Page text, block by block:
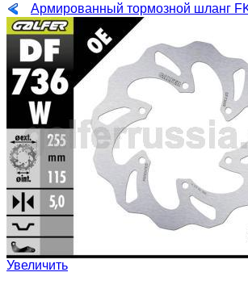
Армированный тормозной шланг
Увеличить